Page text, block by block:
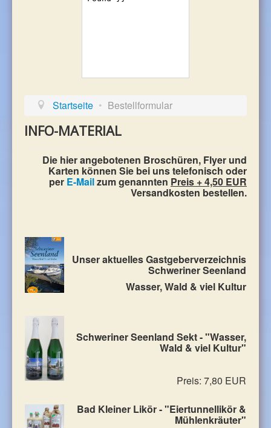
Startseite • Bestellformular
INFO-MATERIAL
Die hier angebotenen Broschüren, Flyer und
Karten können Sie bei uns telefonisch oder
per E-Mailzum genannten Preis + 4,50 EUR
Versandkosten bestellen.
Unser aktuelles Gastgeberverzeichnis
Schweriner Seenland
Wasser, Wald & viel Kultur
Schweriner Seenland Sekt - "Wasser,
Wald & viel Kultur"
Preis: 7,80 EUR
Bad Kleiner Likör - "Eiertunnellikör &
Mühlenkräuter"